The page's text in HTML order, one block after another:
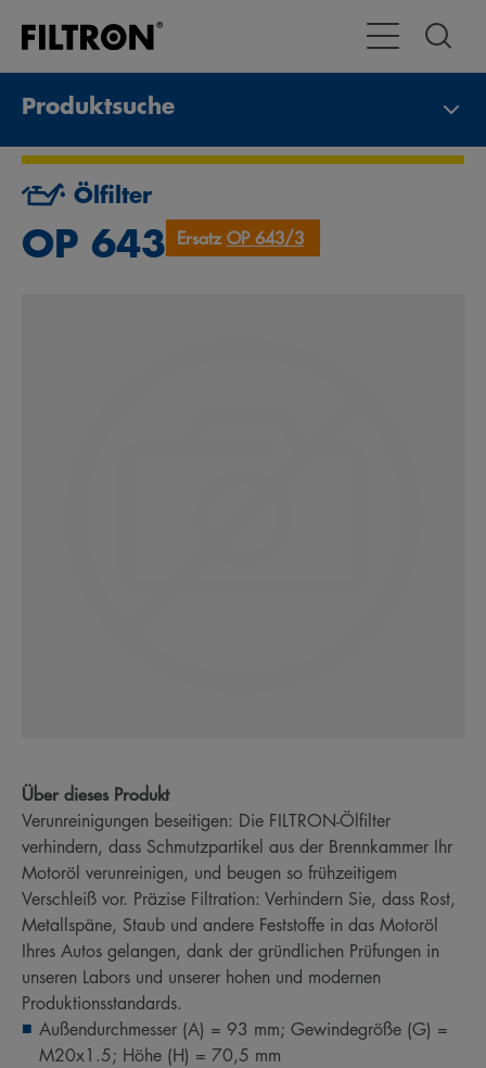
Toggle
Produktsuche
Ölfilter
OP 643 ErsatzOP 643/3
Über dieses Produkt
Verunreinigungen beseitigen: Die FILTRON-Ölfilter
verhindern, dass Schmutzpartikel aus der Brennkammer Ihr
Motoröl verunreinigen, und beugen so frühzeitigem
Verschleiß vor. Präzise Filtration: Verhindern Sie, dass Rost,
Metallspäne, Staub und andere Feststoffe in das Motoröl
Ihres Autos gelangen, dank der gründlichen Prüfungen in
unseren Labors und unserer hohen und modernen
Produktionsstandards.
Außendurchmesser (A) = 93 mm; Gewindegröße (G) =
M20x1.5; Höhe (H) = 70,5 mm